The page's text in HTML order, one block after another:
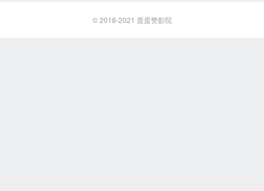
© 2018-2021 蛋蛋赞影院